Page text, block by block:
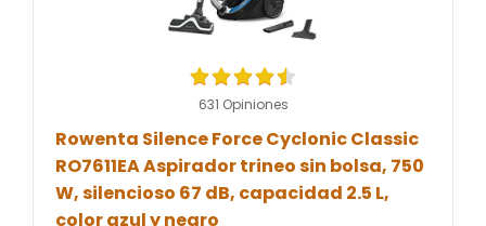
631 Opiniones
Rowenta Silence Force Cyclonic Classic
RO7611EA Aspirador trineo sin bolsa, 750
W, silencioso 67 dB, capacidad 2.5 L,
color azul y negro